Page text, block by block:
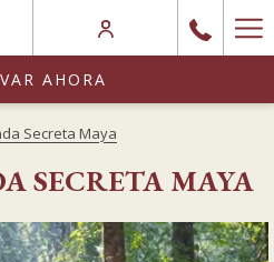
AHORA
Secreta Maya
SECRETA MAYA